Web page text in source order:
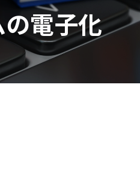
電子化